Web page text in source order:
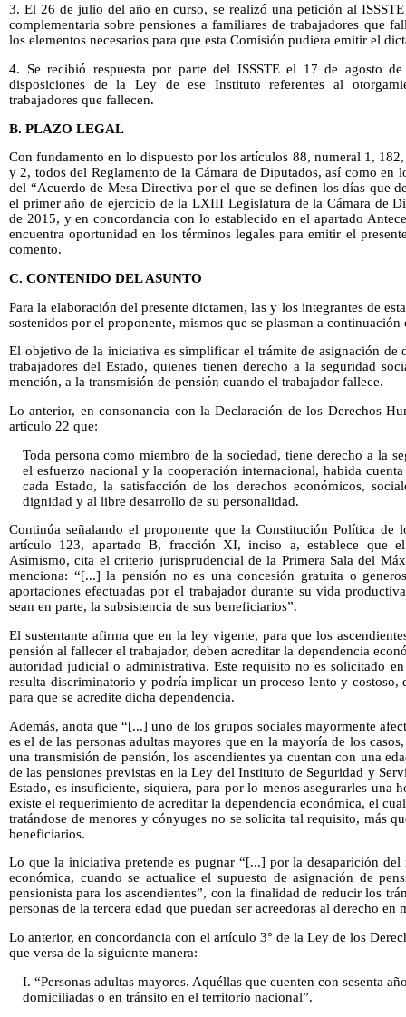
3. El 26 de julio del año en curso, se realizó una petición al
complementaria sobre pensiones a familiares de trabajadores que
los elementos necesarios para que esta Comisión pudiera emitir el
4. Se recibió respuesta por parte del ISSSTE el 17 de agosto
disposiciones de la Ley de ese Instituto referentes al
trabajadores que fallecen.
B. PLAZO LEGAL
Con fundamento en lo dispuesto por los artículos 88, numeral 1,
y 2, todos del Reglamento de la Cámara de Diputados, así como en
del “Acuerdo de Mesa Directiva por el que se definen los días que
el primer año de ejercicio de la LXIII Legislatura de la Cámara de
de 2015, y en concordancia con lo establecido en el apartado
encuentra oportunidad en los términos legales para emitir el
comento.
C. CONTENIDO DEL ASUNTO
Para la elaboración del presente dictamen, las y los integrantes de
sostenidos por el proponente, mismos que se plasman a continuación
El objetivo de la iniciativa es simplificar el trámite de asignación de
trabajadores del Estado, quienes tienen derecho a la seguridad
mención, a la transmisión de pensión cuando el trabajador fallece.
Lo anterior, en consonancia con la Declaración de los Derechos
artículo 22 que:
Toda persona como miembro de la sociedad, tiene derecho a la
el esfuerzo nacional y la cooperación internacional, habida
cada Estado, la satisfacción de los derechos económicos,
dignidad y al libre desarrollo de su personalidad.
Continúa señalando el proponente que la Constitución Política de
artículo 123, apartado B, fracción XI, inciso a, establece que
Asimismo, cita el criterio jurisprudencial de la Primera Sala del
menciona: “[...] la pensión no es una concesión gratuita o
aportaciones efectuadas por el trabajador durante su vida
sean en parte, la subsistencia de sus beneficiarios”.
El sustentante afirma que en la ley vigente, para que los
pensión al fallecer el trabajador, deben acreditar la dependencia
autoridad judicial o administrativa. Este requisito no es solicitado
resulta discriminatorio y podría implicar un proceso lento y costoso,
para que se acredite dicha dependencia.
Además, anota que “[...] uno de los grupos sociales mayormente
es el de las personas adultas mayores que en la mayoría de los
una transmisión de pensión, los ascendientes ya cuentan con una
de las pensiones previstas en la Ley del Instituto de Seguridad y
Estado, es insuficiente, siquiera, para por lo menos asegurarles una
existe el requerimiento de acreditar la dependencia económica, el
tratándose de menores y cónyuges no se solicita tal requisito, más
beneficiarios.
Lo que la iniciativa pretende es pugnar “[...] por la desaparición del
económica, cuando se actualice el supuesto de asignación de
pensionista para los ascendientes”, con la finalidad de reducir los
personas de la tercera edad que puedan ser acreedoras al derecho en
Lo anterior, en concordancia con el artículo 3° de la Ley de los
que versa de la siguiente manera:
I. “Personas adultas mayores. Aquéllas que cuenten con sesenta
domiciliadas o en tránsito en el territorio nacional”.